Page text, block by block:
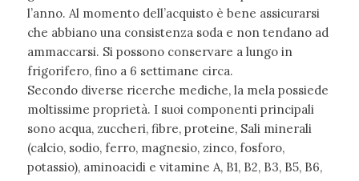
l’anno. Al momento dell’acquisto è bene assicurarsi
che abbiano una consistenza soda e non tendano ad
ammaccarsi. Si possono conservare a lungo in
frigorifero, fino a 6 settimane circa.
Secondo diverse ricerche mediche, la mela possiede
moltissime proprietà. I suoi componenti principali
sono acqua, zuccheri, fibre, proteine, Sali minerali
(calcio, sodio, ferro, magnesio, zinco, fosforo,
potassio), aminoacidi e vitamine A, B1, B2, B3, B5, B6,